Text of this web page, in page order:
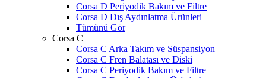
Corsa D Periyodik Bakım ve Filtre
Corsa D Dış Aydınlatma Ürünleri
Tümünü Gör
Corsa C
Corsa C Arka Takım ve Süspansiyon
Corsa C Fren Balatası ve Diski
Corsa C Periyodik Bakım ve Filtre